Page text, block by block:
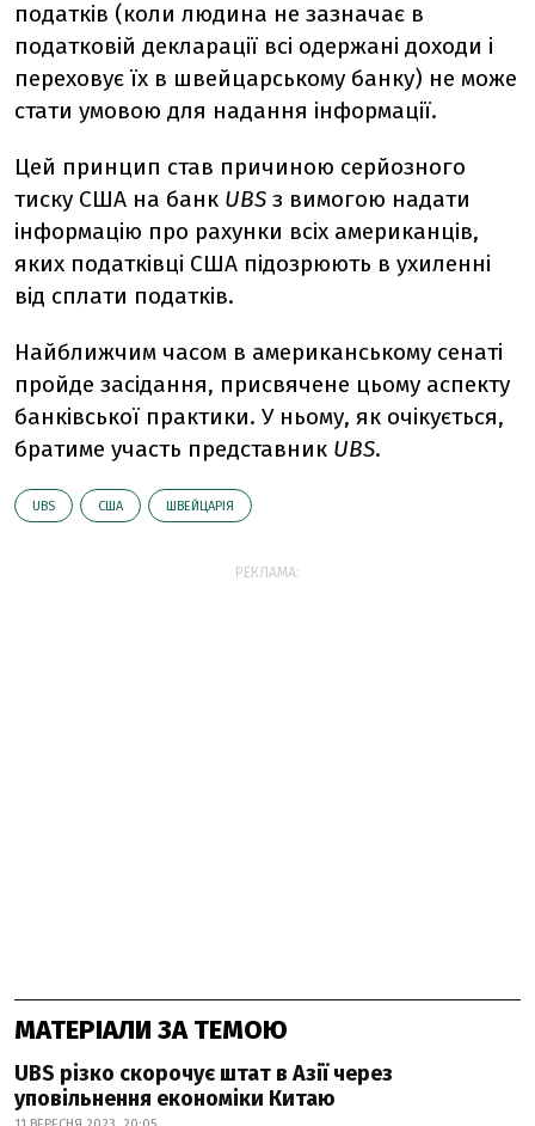
податків (коли людина не зазначає в
податковій декларації всі одержані доходи і
переховує їх в швейцарському банку) не може
стати умовою для надання інформації.
Цей принцип став причиною серйозного
тиску США на банк UBS з вимогою надати
інформацію про рахунки всіх американців,
яких податківці США підозрюють в ухиленні
від сплати податків.
Найближчим часом в американському сенаті
пройде засідання, присвячене цьому аспекту
банківської практики. У ньому, як очікується,
братиме участь представник UBS.
UBS США ШВЕЙЦАРІЯ
РЕКЛАМА:
МАТЕРІАЛИ ЗА ТЕМОЮ
UBS різко скорочує штат в Азії через
уповільнення економіки Китаю